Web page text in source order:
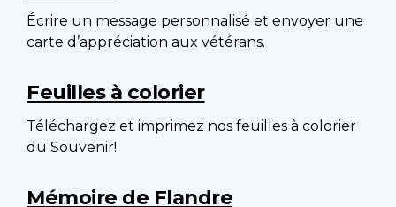
Écrire un message personnalisé et envoyer une
carte d’appréciation aux vétérans.
Feuilles à colorier
Téléchargez et imprimez nos feuilles à colorier
du Souvenir!
Mémoire de Flandre